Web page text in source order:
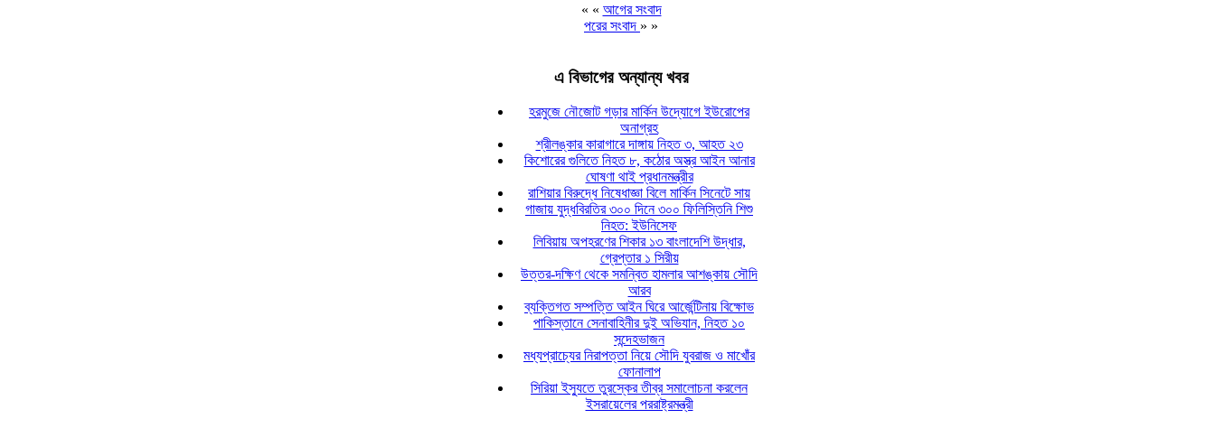
« « আগের সংবাদ
পরের সংবাদ » »
এ বিভাগের অন্যান্য খবর
হরমুজে নৌজোট গড়ার মার্কিন উদ্যোগে ইউরোপের
অনাগ্রহ
শ্রীলঙ্কার কারাগারে দাঙ্গায় নিহত ৩, আহত ২৩
কিশোরের গুলিতে নিহত ৮, কঠোর অস্ত্র আইন আনার
ঘোষণা থাই প্রধানমন্ত্রীর
রাশিয়ার বিরুদ্ধে নিষেধাজ্ঞা বিলে মার্কিন সিনেটে সায়
গাজায় যুদ্ধবিরতির ৩০০ দিনে ৩০০ ফিলিস্তিনি শিশু
নিহত: ইউনিসেফ
লিবিয়ায় অপহরণের শিকার ১৩ বাংলাদেশি উদ্ধার,
গ্রেপ্তার ১ সিরীয়
উত্তর-দক্ষিণ থেকে সমন্বিত হামলার আশঙ্কায় সৌদি
আরব
ব্যক্তিগত সম্পত্তি আইন ঘিরে আর্জেন্টিনায় বিক্ষোভ
পাকিস্তানে সেনাবাহিনীর দুই অভিযান, নিহত ১০
সন্দেহভাজন
মধ্যপ্রাচ্যের নিরাপত্তা নিয়ে সৌদি যুবরাজ ও মাখোঁর
ফোনালাপ
সিরিয়া ইস্যুতে তুরস্কের তীব্র সমালোচনা করলেন
ইসরায়েলের পররাষ্ট্রমন্ত্রী